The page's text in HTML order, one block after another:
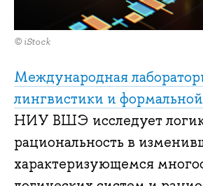
© iStock
Международная
лингвистики и
НИУ ВШЭ исследует
рациональность в
характеризующемся